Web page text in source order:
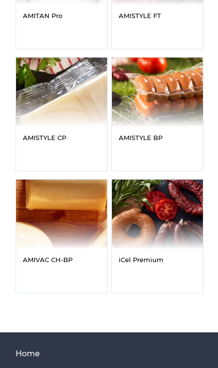
AMITAN Pro AMISTYLE FT
AMISTYLE CP AMISTYLE BP
AMIVAC CH‑BP iCel Premium
Home